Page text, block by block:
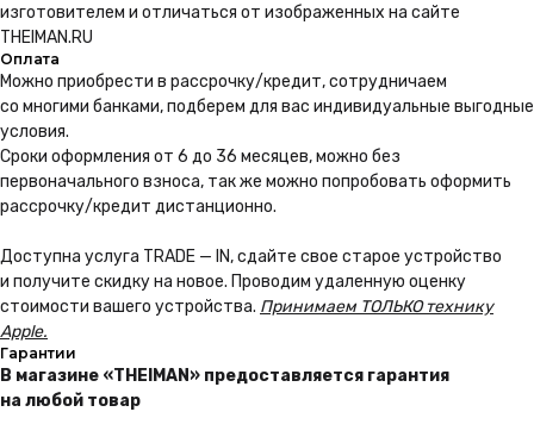
изготовителем и отличаться от изображенных на сайте
THEIMAN.RU
Оплата
Можно приoбрести в рассрочку/кредит, сотрудничаем
со многими банками, подберем для вас индивидуальные выгодные
условия.
Сроки оформления от 6 до 36 месяцев, можно без
первоначального взноса, так же можно попробовать оформить
рассрочку/кредит дистанционно.
Доступна услуга TRADE — IN, сдайте свое старое устройство
и получите скидку на новое. Проводим удаленную оценку
стоимости вашего устройства. Принимаем ТОЛЬКО технику
Apple.
Гарантии
В магазине «THEIMAN» предоставляется гарантия
на любой товар